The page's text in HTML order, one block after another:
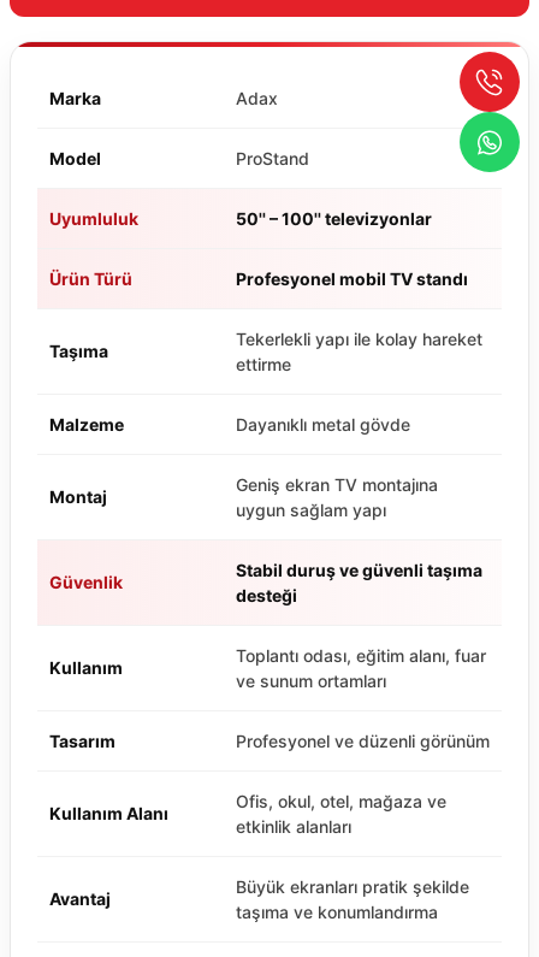
Marka Adax
Model ProStand
Uyumluluk 50'' – 100'' televizyonlar
Ürün Türü Profesyonel mobil TV standı
Taşıma
Tekerlekli yapı ile kolay hareket
ettirme
Malzeme Dayanıklı metal gövde
Montaj
Geniş ekran TV montajına
uygun sağlam yapı
Güvenlik
Stabil duruş ve güvenli taşıma
desteği
Kullanım
Toplantı odası, eğitim alanı, fuar
ve sunum ortamları
Tasarım Profesyonel ve düzenli görünüm
Kullanım Alanı
Ofis, okul, otel, mağaza ve
etkinlik alanları
Avantaj
Büyük ekranları pratik şekilde
taşıma ve konumlandırma